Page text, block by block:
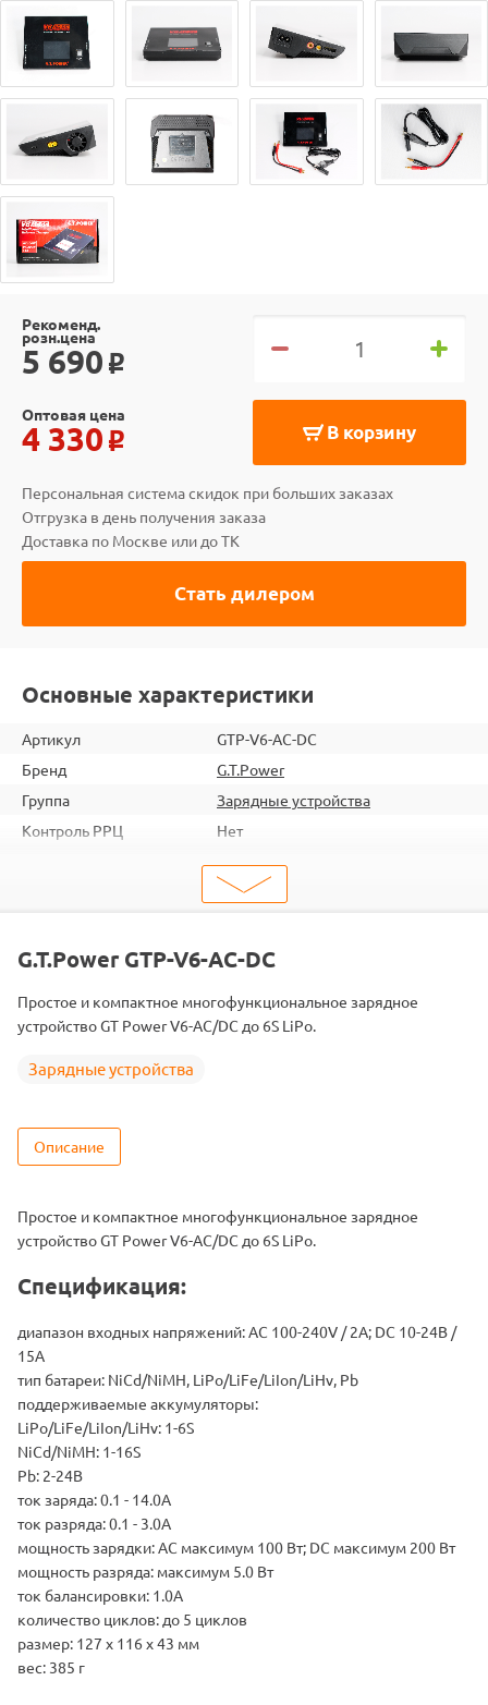
Рекоменд.
розн.цена
5 690 o
В корзину
Оптовая цена
4 330 o
Персональная система скидок при больших заказах
Отгрузка в день получения заказа
Доставка по Москве или до ТК
Стать дилером
Основные характеристики
Артикул
GTP-V6-AC-DC
Бренд
G.T.Power
Группа
Зарядные устройства
Контроль РРЦ
Нет
2000000062273
Зарядные устройства
G.T.Power GTP-V6-AC-DC
Простое и компактное многофункциональное зарядное
устройство GT Power V6-AC/DC до 6S LiPo.
Зарядные устройства
Описание
Простое и компактное многофункциональное зарядное
устройство GT Power V6-AC/DC до 6S LiPo.
Спецификация:
диапазон входных напряжений: AC 100-240V / 2A; DC 10-24В /
15А
тип батареи: NiCd/NiMH, LiPo/LiFe/LiIon/LiHv, Pb
поддерживаемые аккумуляторы:
LiPo/LiFe/LiIon/LiHv: 1-6S
NiCd/NiMH: 1-16S
Pb: 2-24В
ток заряда: 0.1 - 14.0А
ток разряда: 0.1 - 3.0А
мощность зарядки: AC максимум 100 Вт; DC максимум 200 Вт
мощность разряда: максимум 5.0 Вт
ток балансировки: 1.0A
количество циклов: до 5 циклов
размер: 127 x 116 x 43 мм
вес: 385 г